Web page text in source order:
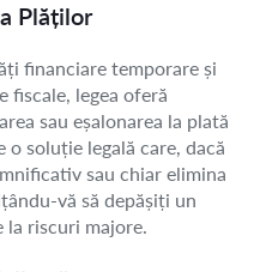
Plăților
financiare temporare și
legea oferă
sau eșalonarea la plată
soluție legală care, dacă
sau chiar elimina
vă să depășiți un
la riscuri majore.